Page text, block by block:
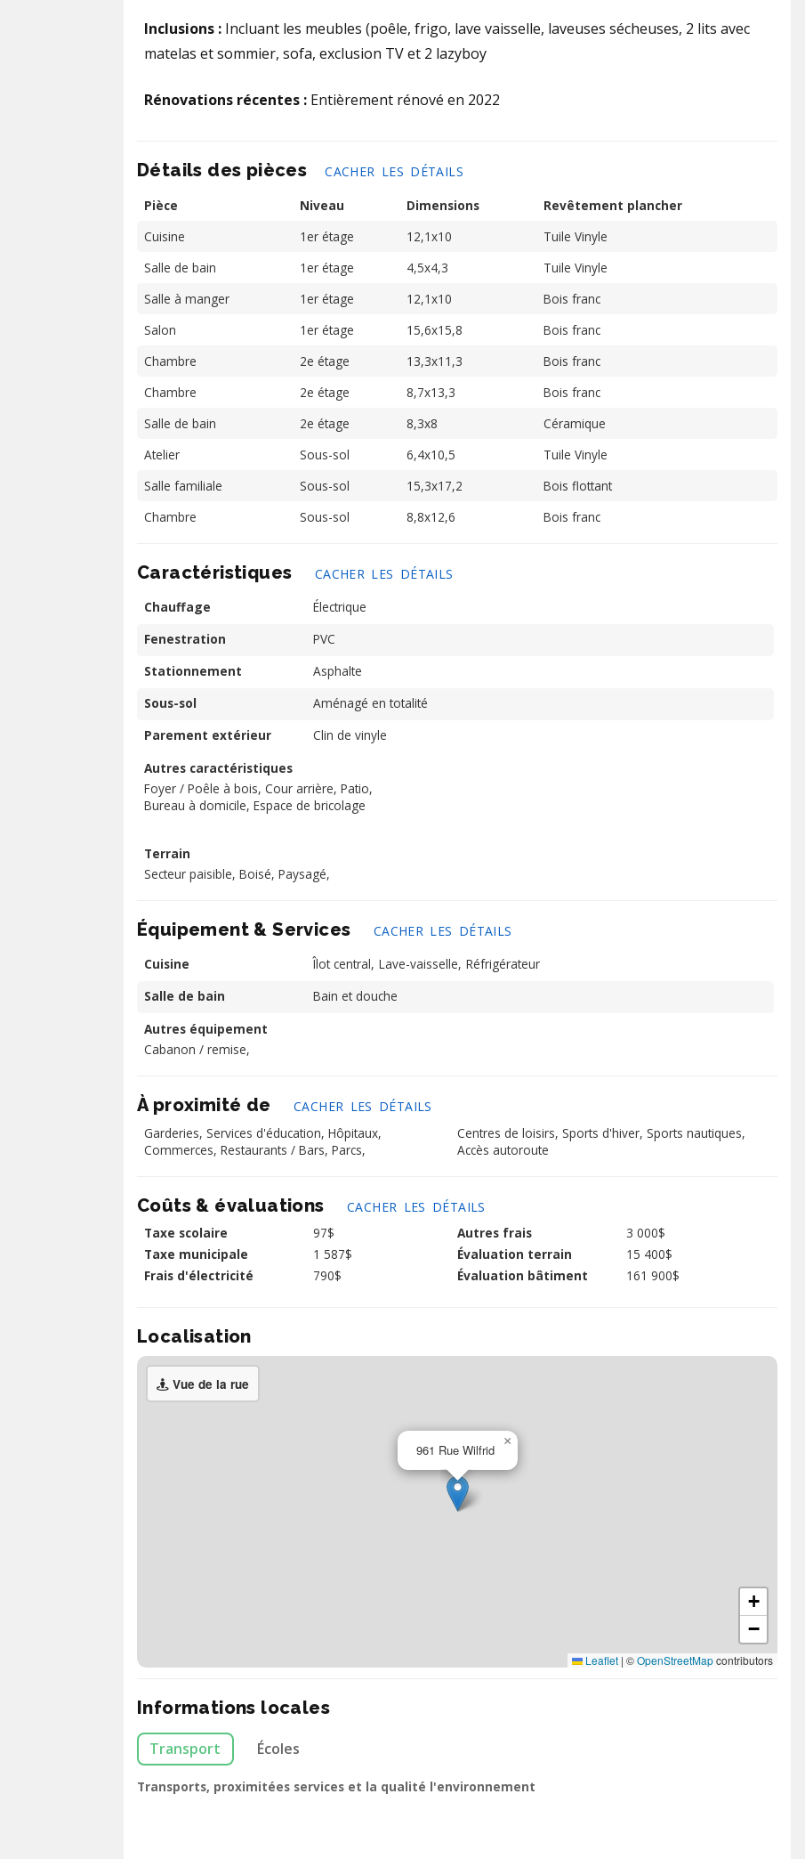
Inclusions : Incluant les meubles (poêle, frigo, lave vaisselle, laveuses sécheuses, 2 lits avec
matelas et sommier, sofa, exclusion TV et 2 lazyboy
Rénovations récentes : Entièrement rénové en 2022
Détails des pièces
CACHER LES DÉTAILS
Pièce
Niveau Dimensions
Revêtement plancher
Cuisine
1er étage 12,1x10
Tuile Vinyle
Salle de bain
1er étage 4,5x4,3
Tuile Vinyle
Salle à manger
1er étage 12,1x10
Bois franc
Salon
1er étage 15,6x15,8
Bois franc
Chambre
2e étage 13,3x11,3
Bois franc
Chambre
2e étage 8,7x13,3
Bois franc
Salle de bain
2e étage 8,3x8
Céramique
Atelier
Sous-sol 6,4x10,5
Tuile Vinyle
Salle familiale
Sous-sol 15,3x17,2
Bois flottant
Chambre
Sous-sol 8,8x12,6 Bois franc
Caractéristiques
CACHER LES DÉTAILS
Chauffage
Électrique
Fenestration
PVC
Stationnement
Asphalte
Sous-sol
Aménagé en totalité
Parement extérieur
Clin de vinyle
Autres caractéristiques
Foyer / Poêle à bois, Cour arrière, Patio,
Bureau à domicile, Espace de bricolage
Terrain
Secteur paisible, Boisé, Paysagé,
Équipement & Services
CACHER LES DÉTAILS
Cuisine
Îlot central Lave-vaisselle Réfrigérateur
Salle de bain
Bain et douche
Autres équipement
Cabanon / remise,
À proximité de
CACHER LES DÉTAILS
Garderies, Services d'éducation, Hôpitaux,
Commerces, Restaurants / Bars, Parcs,
Centres de loisirs, Sports d'hiver, Sports nautiques,
Accès autoroute
Coûts & évaluations
CACHER LES DÉTAILS
Taxe scolaire
97$
Taxe municipale
1 587$
Frais d'électricité
790$
Autres frais
3 000$
Évaluation terrain
15 400$
Évaluation bâtiment
161 900$
Localisation
Vue de la rue
961 Rue Wilfrid
×
+
−
Leaflet | ©OpenStreetMapcontributors
Informations locales
Transport Écoles
Transports, proximitées services et la qualité l'environnement